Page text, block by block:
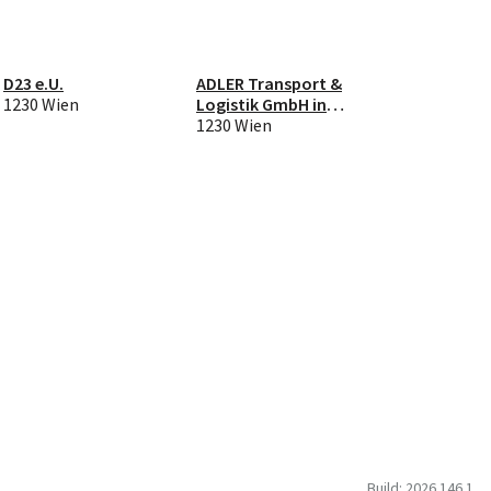
D23 e.U.
1230 Wien
ADLER Transport &
Logistik GmbH in
Liquidation
1230 Wien